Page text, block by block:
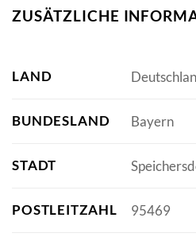
ZUSÄTZLICHE
LAND
BUNDESLAND Bayern
STADT
POSTLEITZAHL 95469